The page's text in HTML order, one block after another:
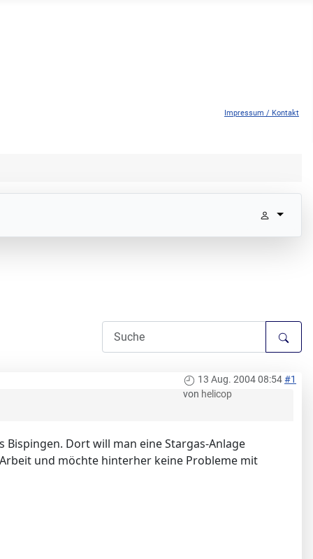
Impressum / Kontakt
13 Aug. 2004 08:54#1
von helicop
Bispingen. Dort will man eine Stargas-Anlage
und möchte hinterher keine Probleme mit